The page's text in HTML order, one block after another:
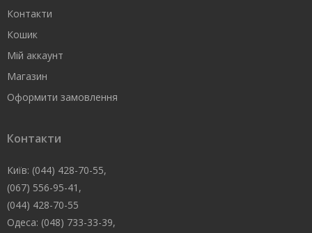
Контакти
Кошик
Мій аккаунт
Магазин
Оформити замовлення
Контакти
Київ: (044) 428-70-55,
(067) 556-95-41,
(044) 428-70-55
Одеса: (048) 733-33-39,